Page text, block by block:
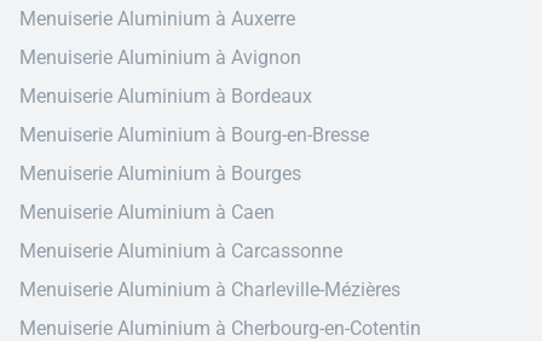
Menuiserie Aluminium à Auxerre
Menuiserie Aluminium à Avignon
Menuiserie Aluminium à Bordeaux
Menuiserie Aluminium à Bourg-en-Bresse
Menuiserie Aluminium à Bourges
Menuiserie Aluminium à Caen
Menuiserie Aluminium à Carcassonne
Menuiserie Aluminium à Charleville-Mézières
Menuiserie Aluminium à Cherbourg-en-Cotentin